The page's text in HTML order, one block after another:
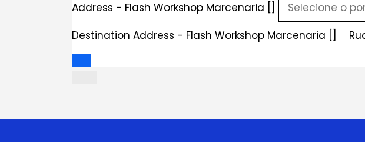
Address - Flash Workshop Marcenaria []
Destination Address - Flash Workshop Marcenaria []